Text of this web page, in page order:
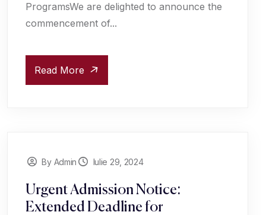
ProgramsWe are delighted to announce the
commencement of...
Read More
By Admin Iulie 29, 2024
Urgent Admission Notice:
Extended Deadline for